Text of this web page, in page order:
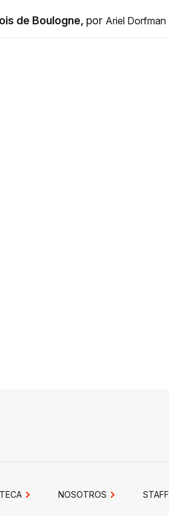
de Boulogne, por Ariel Dorfman
NOSOTROS STAFF